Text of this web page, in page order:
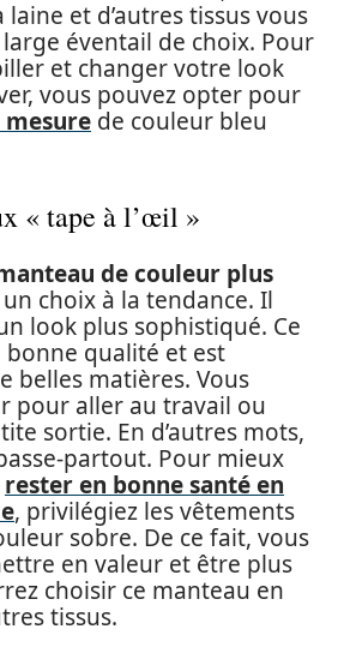
et d’autres tissus vous
éventail de choix. Pour
et changer votre look
vous pouvez opter pour
de couleur bleu
« tape à l’œil »
de couleur plus
choix à la tendance. Il
look plus sophistiqué. Ce
bonne qualité et est
belles matières. Vous
pour aller au travail ou
sortie. En d’autres mots,
partout. Pour mieux
rester en bonne santé en
, privilégiez les vêtements
sobre. De ce fait, vous
en valeur et être plus
choisir ce manteau en
tissus.